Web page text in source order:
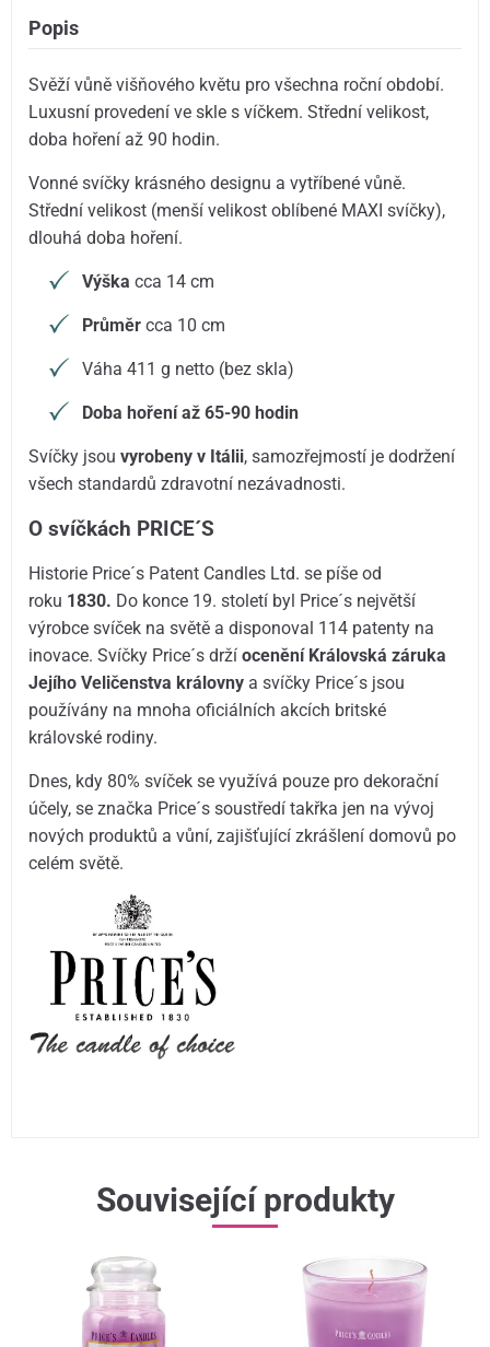
Popis
Svěží vůně višňového květu pro všechna roční období.
Luxusní provedení ve skle s víčkem. Střední velikost,
doba hoření až 90 hodin.
Vonné svíčky krásného designu a vytříbené vůně.
Střední velikost (menší velikost oblíbené MAXI svíčky),
dlouhá doba hoření.
Výška cca 14 cm
Průměr cca 10 cm
Váha 411 g netto (bez skla)
Doba hoření až 65-90 hodin
Svíčky jsouvyrobeny v Itálii, samozřejmostí je dodržení
všech standardů zdravotní nezávadnosti.
O svíčkách PRICE´S
Historie Price´s Patent Candles Ltd. se píše od
roku 1830. Do konce 19. století byl Price´s největší
výrobce svíček na světě a disponoval 114 patenty na
inovace. Svíčky Price´s držíocenění Královská záruka
Jejího Veličenstva královny a svíčky Price´s jsou
používány na mnoha oficiálních akcích britské
královské rodiny.
Dnes, kdy 80% svíček se využívá pouze pro dekorační
účely, se značka Price´s soustředí takřka jen na vývoj
nových produktů a vůní, zajišťující zkrášlení domovů po
celém světě.
Související produkty